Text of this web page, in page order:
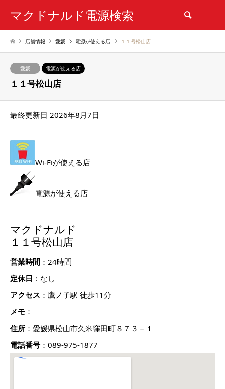
マクドナルド電源検索
店舗情報 愛媛 電源が使える店 １１号松山店
愛媛 電源が使える店
１１号松山店
最終更新日 2026年8月7日
Wi-Fiが使える店
電源が使える店
マクドナルド
１１号松山店
営業時間 ：24時間
定休日 ：なし
アクセス ：鷹ノ子駅 徒歩11分
メモ ：
住所 ：愛媛県松山市久米窪田町８７３－１
電話番号 ：089-975-1877